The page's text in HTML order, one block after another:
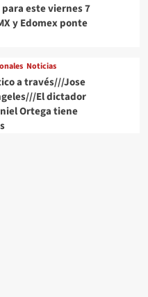
para este viernes 7
y Edomex ponte
Noticias
a través///Jose
El dictador
Ortega tiene